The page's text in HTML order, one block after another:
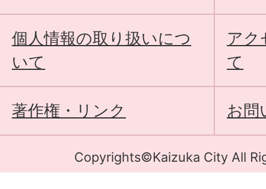
個人情報の取り扱いにつ
いて
アク
て
著作権・リンク お問
Copyrights©Kaizuka City All